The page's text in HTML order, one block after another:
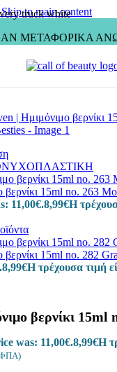
Skip to main content
ΜΕΤΑΦΟΡΙΚΑ
βερνίκι 15ml no. 263
11,00€.8,99€Η
15ml no. 282
8,99€Η τρέχουσα τιμή
βερνίκι 15ml
was: 11,00€.8,99€Η
ΦΠΑ)